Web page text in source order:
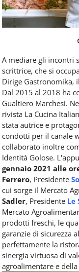
A mediare gli incontri
scrittrice, che si
Dirige Gastronomika,
Dal 2015 al 2018 ha
Gualtiero Marchesi.
rivista La Cucina
stata autrice e
condotti per il canale
collaborato inoltre
Identità Golose.
gennaio 2021 alle
Ferrero, Presidente
cui sorge il Mercato
Sadler, Presidente Le
Mercato
prodotti freschi, le
garanzie di sicurezza
perfettamente la
sinergia virtuosa di
agroalimentare e della